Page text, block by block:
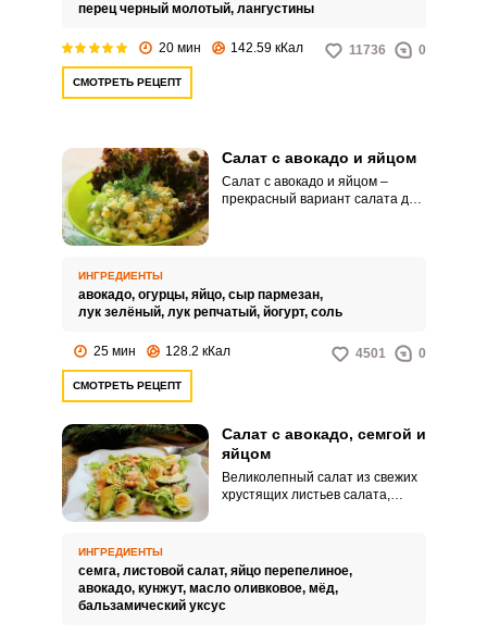
перец черный молотый, лангустины
20 мин 142.59 кКал 11736 0
СМОТРЕТЬ РЕЦЕПТ
Салат с авокадо и яйцом
Салат с авокадо и яйцом –
прекрасный вариант салата для
луком салат приобретает
летнюю свежесть и
ИНГРЕДИЕНТЫ
авокадо, огурцы, яйцо, сыр пармезан,
лук зелёный, лук репчатый, йогурт, соль
25 мин 128.2 кКал 4501 0
СМОТРЕТЬ РЕЦЕПТ
Салат с авокадо, семгой и
яйцом
Великолепный салат из свежих
хрустящих листьев салата,
очень вкусный, во-вторых,
благодаря содержанию
диетических продуктов и легкой
ИНГРЕДИЕНТЫ
семга, листовой салат, яйцо перепелиное,
авокадо, кунжут, масло оливковое, мёд,
бальзамический уксус